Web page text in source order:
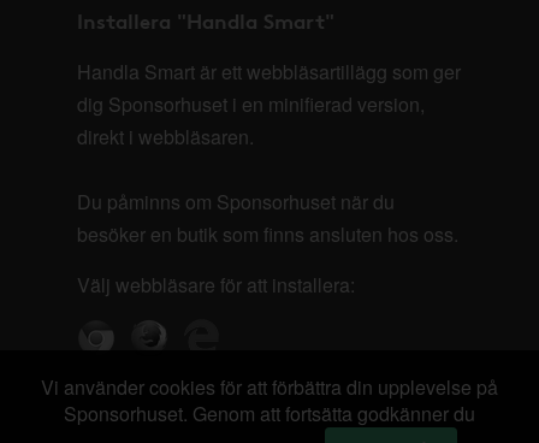
Installera "Handla Smart"
Handla Smart är ett webbläsartillägg som ger
dig Sponsorhuset i en minifierad version,
direkt i webbläsaren.
Du påminns om Sponsorhuset när du
besöker en butik som finns ansluten hos oss.
Välj webbläsare för att installera:
Vi använder cookies för att förbättra din upplevelse på
Sponsorhuset. Genom att fortsätta godkänner du